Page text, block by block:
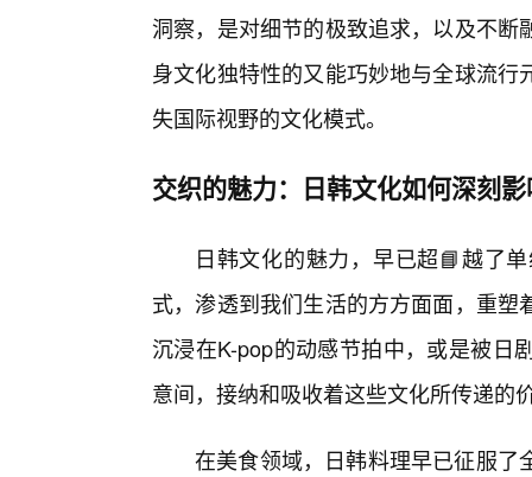
洞察，是对细节的极致追求，以及不
身文化独特性的又能巧妙地与全球流
失国际视野的文化模式。
交织的魅力：日韩文化如何深刻
日韩文化的魅力，早已超📘越了
式，渗透到我们生活的方方面面，重
沉浸在K-pop的动感节拍中，或是被日
意间，接纳和吸收着这些文化所传递的
在美食领域，日韩料理早已征服了